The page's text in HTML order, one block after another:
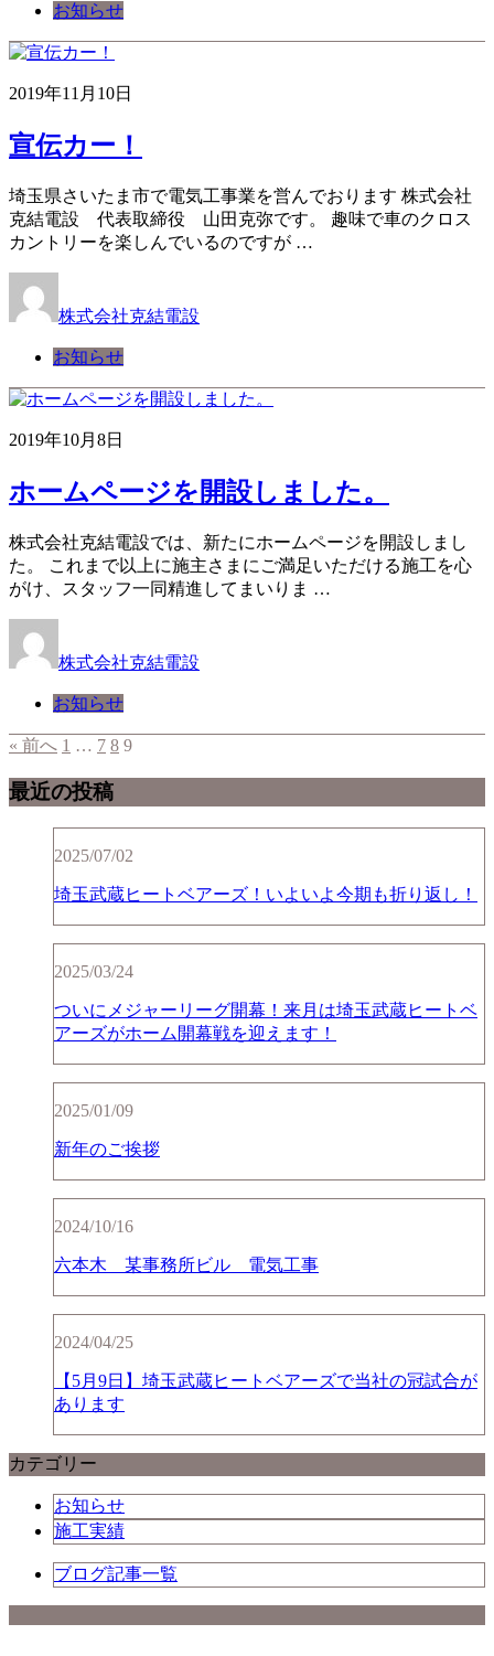
お知らせ
2019年11月10日
宣伝カー！
埼玉県さいたま市で電気工事業を営んでおります 株式会社
克結電設 代表取締役 山田克弥です。 趣味で車のクロス
カントリーを楽しんでいるのですが …
株式会社克結電設
お知らせ
2019年10月8日
ホームページを開設しました。
株式会社克結電設では、新たにホームページを開設しまし
た。 これまで以上に施主さまにご満足いただける施工を心
がけ、スタッフ一同精進してまいりま …
株式会社克結電設
お知らせ
« 前へ 1 … 7 8 9
最近の投稿
2025/07/02
埼玉武蔵ヒートベアーズ！いよいよ今期も折り返し！
2025/03/24
ついにメジャーリーグ開幕！来月は埼玉武蔵ヒートベ
アーズがホーム開幕戦を迎えます！
2025/01/09
新年のご挨拶
2024/10/16
六本木 某事務所ビル 電気工事
2024/04/25
【5月9日】埼玉武蔵ヒートベアーズで当社の冠試合が
あります
カテゴリー
お知らせ
施工実績
ブログ記事一覧